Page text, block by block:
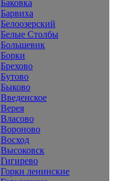
Баковка
Барвиха
Белоозерский
Белые Столбы
Большевик
Борки
Брехово
Бутово
Быково
Введенское
Верея
Власово
Вороново
Восход
Высоковск
Гигирево
Горки ленинские